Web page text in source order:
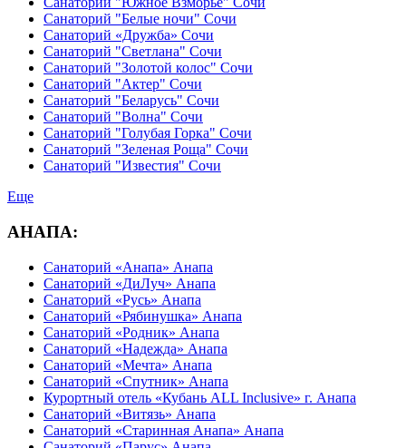
Санаторий "Белые ночи" Сочи
Санаторий «Дружба» Сочи
Санаторий "Светлана" Сочи
Санаторий "Золотой колос" Сочи
Санаторий "Актер" Сочи
Санаторий "Беларусь" Сочи
Санаторий "Волна" Сочи
Санаторий "Голубая Горка" Сочи
Санаторий "Зеленая Роща" Сочи
Санаторий "Известия" Сочи
Еще
АНАПА:
Санаторий «Анапа» Анапа
Санаторий «ДиЛуч» Анапа
Санаторий «Русь» Анапа
Санаторий «Рябинушка» Анапа
Санаторий «Родник» Анапа
Санаторий «Надежда» Анапа
Санаторий «Мечта» Анапа
Санаторий «Спутник» Анапа
Курортный отель «Кубань ALL Inclusive» г. Анапа
Санаторий «Витязь» Анапа
Санаторий «Старинная Анапа» Анапа